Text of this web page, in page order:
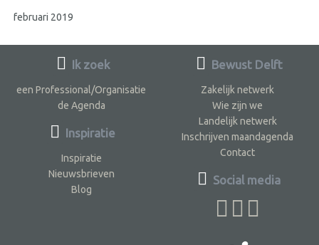
februari 2019
Ik zoek
een Professional/Organisatie
de Agenda
Inspiratie
Inspiratie
Nieuwsbrieven
Blog
Bewust Delft
Zakelijk netwerk
Wie zijn we
Landelijk netwerk
Inschrijven maandagenda
Contact
Social media